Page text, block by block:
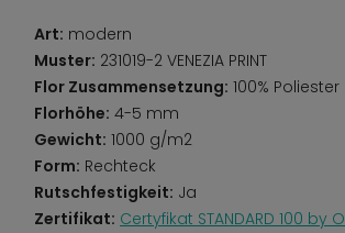
Art: modern
Muster: 231019-2 VENEZIA PRINT
Flor Zusammensetzung: 100% Poliester
Florhöhe: 4-5 mm
Gewicht: 1000 g/m2
Form: Rechteck
Rutschfestigkeit: Ja
Zertifikat: Certyfikat STANDARD 100 by